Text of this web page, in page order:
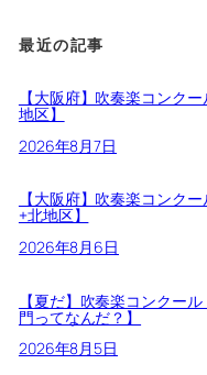
最近の記事
【大阪府】吹奏楽コンク
地区】
2026年8月7日
【大阪府】吹奏楽コンク
+北地区】
2026年8月6日
【夏だ】吹奏楽コンクー
門ってなんだ？】
2026年8月5日